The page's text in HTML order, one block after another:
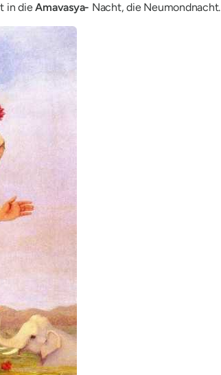
in dieAmavasya- Nacht, die Neumondnacht.